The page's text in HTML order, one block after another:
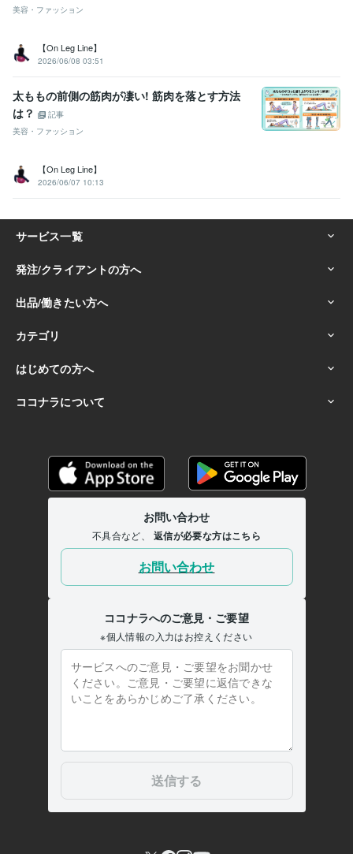
美容・ファッション
【On Leg Line】
2026/06/08 03:51
太ももの前側の筋肉が凄い! 筋肉を落とす方法
は？
記事
美容・ファッション
【On Leg Line】
2026/06/07 10:13